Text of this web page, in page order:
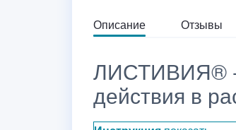
Описание Отзывы
ЛИСТИВИЯ® -
действия в